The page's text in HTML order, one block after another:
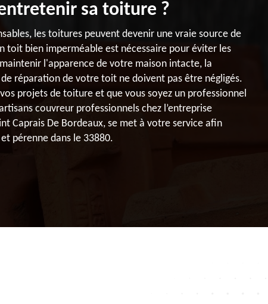
sa toiture ?
les toitures peuvent devenir une vraie source de
toit bien imperméable est nécessaire pour éviter les
l'apparence de votre maison intacte, la
réparation de votre toit ne doivent pas être négligés.
projets de toiture et que vous soyez un professionnel
couvreur professionnels chez l’entreprise
Caprais De Bordeaux, se met à votre service afin
pérenne dans le 33880.